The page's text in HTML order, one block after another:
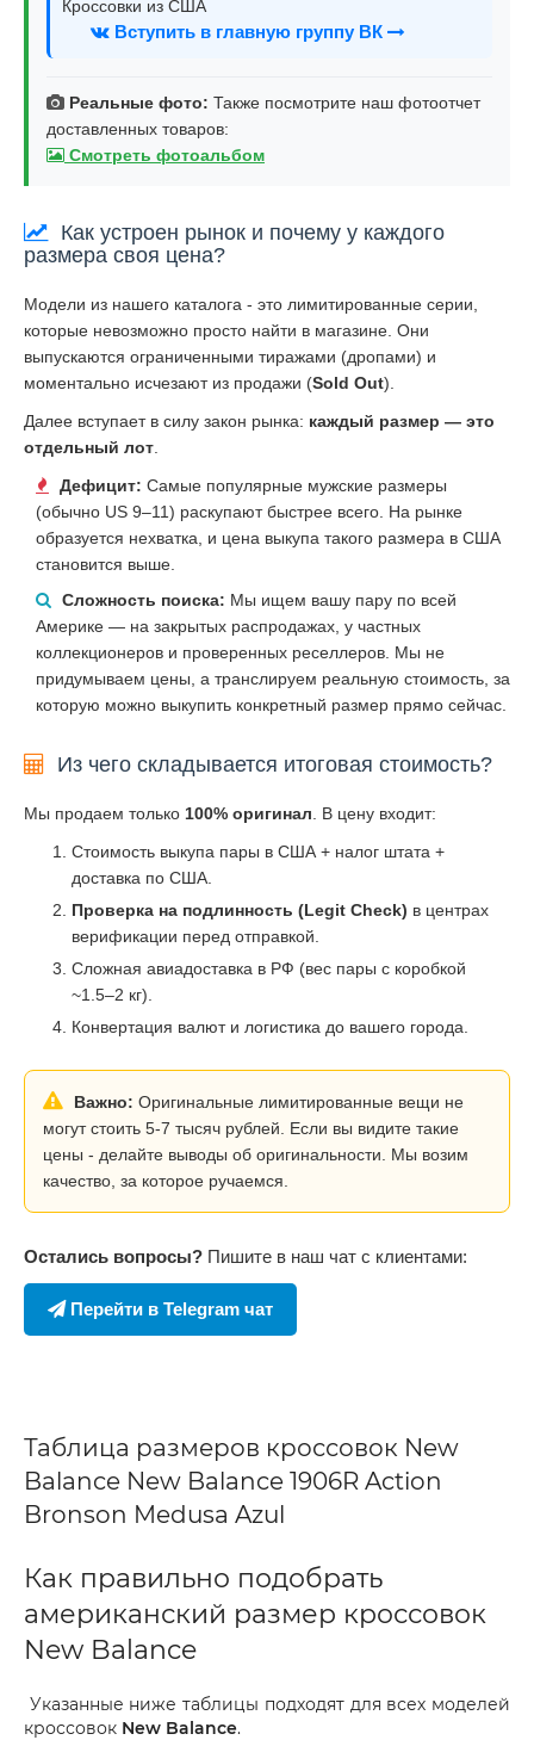
Кроссовки из США
Вступить в главную группу ВК
Реальные фото: Также посмотрите наш фотоотчет
доставленных товаров:
Смотреть фотоальбом
Как устроен рынок и почему у каждого
размера своя цена?
Модели из нашего каталога - это лимитированные серии,
которые невозможно просто найти в магазине. Они
выпускаются ограниченными тиражами (дропами) и
моментально исчезают из продажи (Sold Out).
Далее вступает в силу закон рынка: каждый размер — это
отдельный лот
Дефицит: Самые популярные мужские размеры
(обычно US 9–11) раскупают быстрее всего. На рынке
образуется нехватка, и цена выкупа такого размера в США
становится выше.
Сложность поиска: Мы ищем вашу пару по всей
Америке — на закрытых распродажах, у частных
коллекционеров и проверенных реселлеров. Мы не
придумываем цены, а транслируем реальную стоимость, за
которую можно выкупить конкретный размер прямо сейчас.
Из чего складывается итоговая стоимость?
Мы продаем только 100% оригинал . В цену входит:
Стоимость выкупа пары в США + налог штата +
доставка по США.
Проверка на подлинность (Legit Check) в центрах
верификации перед отправкой.
Сложная авиадоставка в РФ (вес пары с коробкой
~1.5–2 кг).
Конвертация валют и логистика до вашего города.
Важно: Оригинальные лимитированные вещи не
могут стоить 5-7 тысяч рублей. Если вы видите такие
цены - делайте выводы об оригинальности. Мы возим
качество, за которое ручаемся.
Остались вопросы? Пишите в наш чат с клиентами:
Перейти в Telegram чат
Таблица размеров кроссовок New
Balance New Balance 1906R Action
Bronson Medusa Azul
Как правильно подобрать
американский размер кроссовок
New Balance
Указанные ниже таблицы подходят для всех моделей
кроссовок New Balance.